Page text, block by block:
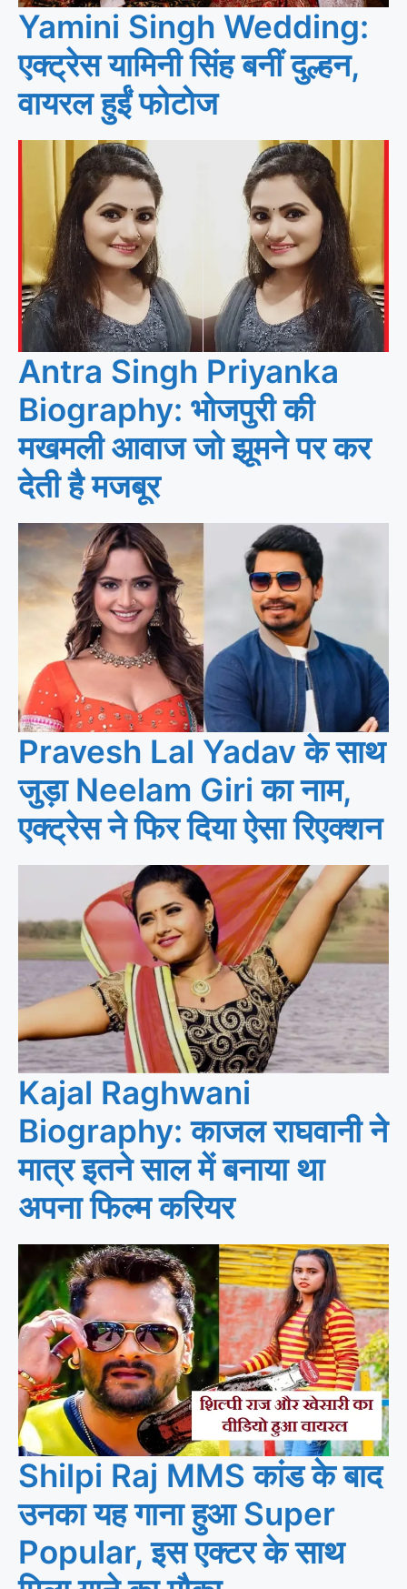
Yamini Singh Wedding:
एक्ट्रेस यामिनी सिंह बनीं दुल्हन,
वायरल हुईं फोटोज
Antra Singh Priyanka
Biography: भोजपुरी की
मखमली आवाज जो झूमने पर कर
देती है मजबूर
Pravesh Lal Yadav के साथ
जुड़ा Neelam Giri का नाम,
एक्ट्रेस ने फिर दिया ऐसा रिएक्शन
Kajal Raghwani
Biography: काजल राघवानी ने
मात्र इतने साल में बनाया था
अपना फिल्म करियर
Shilpi Raj MMS कांड के बाद
उनका यह गाना हुआ Super
Popular, इस एक्टर के साथ